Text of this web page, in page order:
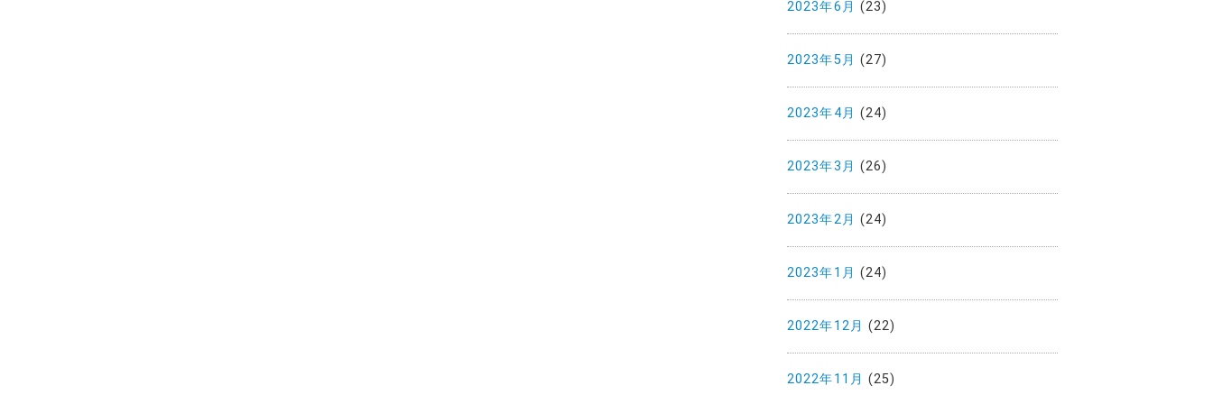
2023年6月 (23)
2023年5月 (27)
2023年4月 (24)
2023年3月 (26)
2023年2月 (24)
2023年1月 (24)
2022年12月 (22)
2022年11月 (25)